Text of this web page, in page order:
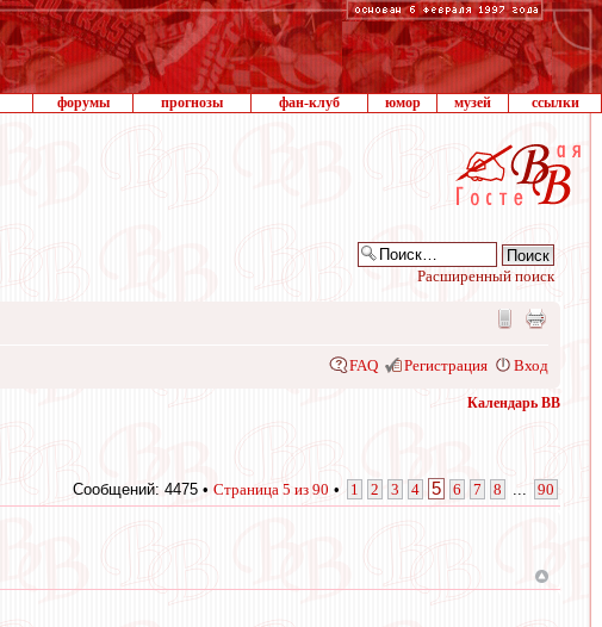
форумы прогнозы фан-клуб юмор музей ссылки
Расширенный поиск
FAQ Регистрация Вход
Календарь ВВ
Сообщений: 4475 • Страница 5 из 90 • 1 2 3 4 5 6 7 8 90